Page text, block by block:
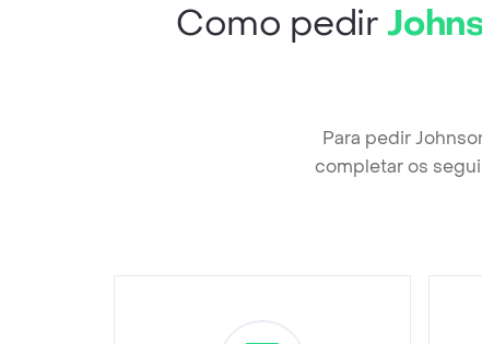
Como pedir
Para pedir
completar os